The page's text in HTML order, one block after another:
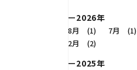
2026年
8月 (1) 7月 (1)
2月 (2)
2025年